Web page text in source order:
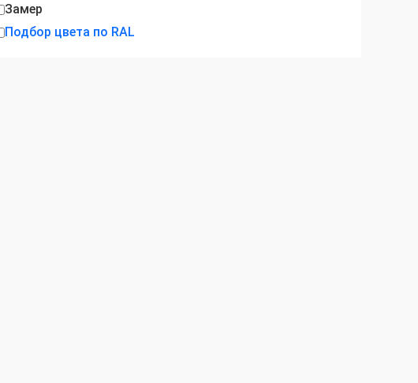
Замер
Подбор цвета по RAL